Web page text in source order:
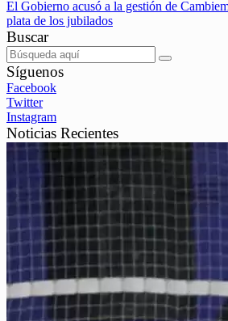
El Gobierno acusó a la gestión de
plata de los jubilados
Buscar
Síguenos
Facebook
Twitter
Instagram
Noticias Recientes